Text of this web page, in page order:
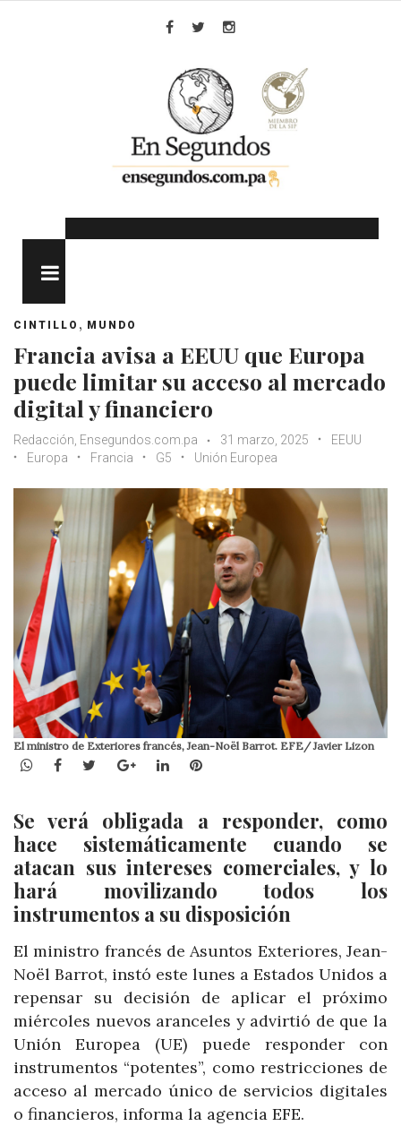
CINTILLO , MUNDO
Francia avisa a EEUU que Europa
puede limitar su acceso al mercado
digital y financiero
Redacción, Ensegundos.com.pa 31 marzo, 2025
EEUU
Europa
Francia G5 Unión Europea
El ministro de Exteriores francés, Jean-Noël Barrot. EFE/ Javier Lizon
WhatsApp
Facebook
TwitterGoogle+LinkedInPinterest
Se verá obligada a responder, como
hace sistemáticamente cuando se
atacan sus intereses comerciales, y lo
hará movilizando todos los
instrumentos a su disposición
El ministro francés de Asuntos Exteriores, Jean-
Noël Barrot, instó este lunes a Estados Unidos a
repensar su decisión de aplicar el próximo
miércoles nuevos aranceles y advirtió de que la
Unión Europea (UE) puede responder con
instrumentos “potentes”, como restricciones de
acceso al mercado único de servicios digitales
o financieros, informa la agencia EFE.